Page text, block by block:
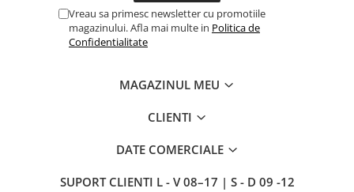
Vreau sa primesc newsletter cu promotiile
magazinului. Afla mai multe in Politica de
Confidentialitate
MAGAZINUL MEU
CLIENTI
DATE COMERCIALE
SUPORT CLIENTI L - V 08–17 | S - D 09 -12